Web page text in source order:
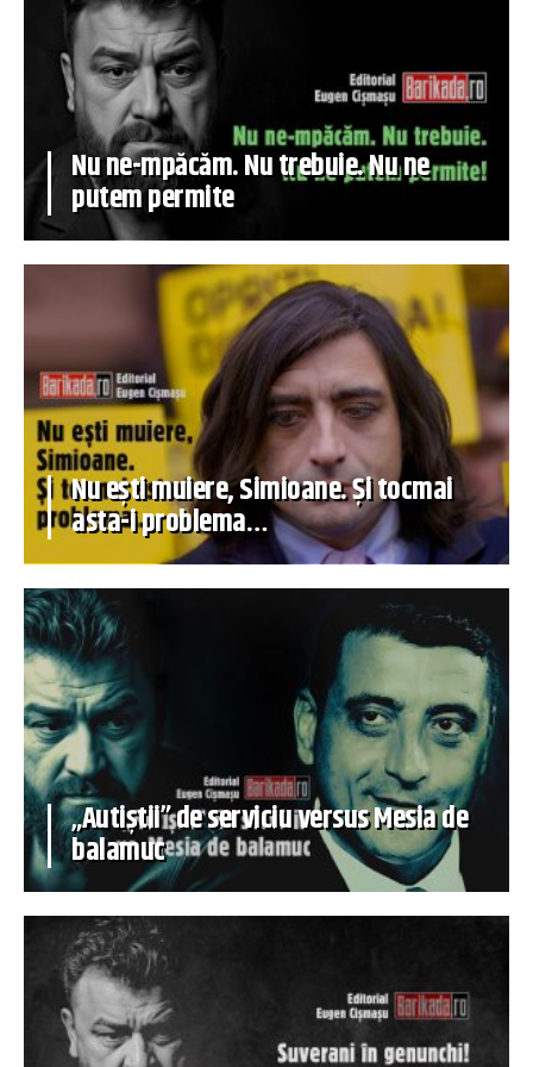
Nu ne-mpăcăm. Nu trebuie. Nu ne
putem permite
Nu ești muiere, Simioane. Și tocmai
asta-i problema…
„Autiștii” de serviciu versus Mesia de
balamuc